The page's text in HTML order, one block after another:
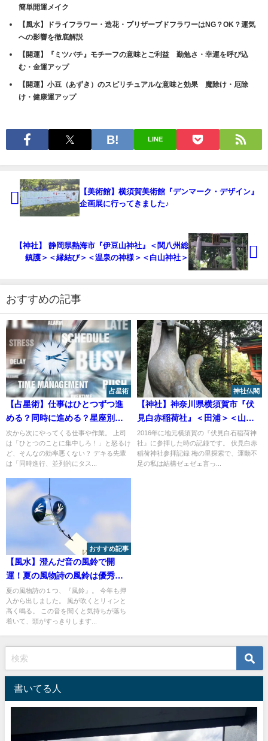
簡単開運メイク
【風水】ドライフラワー・造花・プリザーブドフラワーはNG？OK？運気
への影響を徹底解説
【開運】『ミツバチ』モチーフの意味とご利益 勤勉さ・幸運を呼び込
む・金運アップ
【開運】小豆（あずき）のスピリチュアルな意味と効果 魔除け・厄除
け・健康運アップ
LINE
【美術館】横須賀美術館『デンマーク・デザイン』
企画展に行ってきました♪
【神社】 静岡県熱海市『伊豆山神社』＜関八州総
鎮護＞＜縁結び＞＜温泉の神様＞＜白山神社＞
おすすめの記事
占星術
【占星術】仕事はひとつずつ進
める？同時に進める？星座別仕
事の進め方のコツ
次から次にやってくる仕事や作業。 上司
は「ひとつのことに集中しろ！」と怒るけ
ど、そんなの効率悪くない？ デキる先輩
は「同時進行、並列的にタス...
神社仏閣
【神社】神奈川県横須賀市『伏
見白赤稲荷社』＜田浦＞＜山に
続く幽玄な千本鳥居＞
2016年に地元横須賀の『伏見白石稲荷神
社』に参拝した時の記録です。 伏見白赤
稲荷神社参拝記録 梅の里探索で、運動不
足の私は結構ゼェゼェ言っ...
おすすめ記事
【風水】澄んだ音の風鈴で開
運！夏の風物詩の風鈴は優秀な
風水アイテムです！
夏の風物詩の１つ、『風鈴』。 今年も押
入から出しました。 風が吹くとリィンと
高く鳴る。 この音を聞くと気持ちが落ち
着いて、頭がすっきりします...
書いてる人